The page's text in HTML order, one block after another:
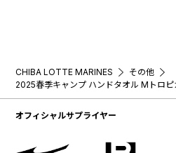
CHIBA LOTTE MARINES
その他
2025春季キャンプ ハンドタオル Mトロピ
オフィシャルサプライヤー